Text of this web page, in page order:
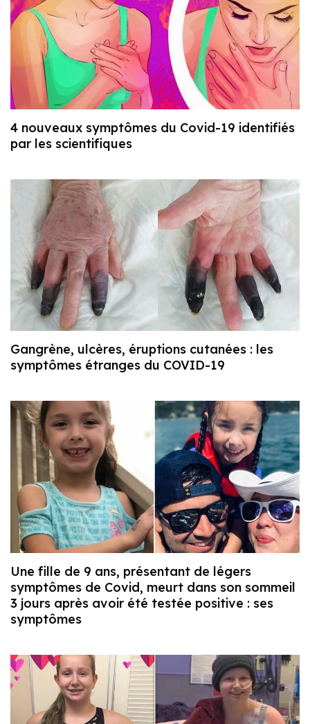
4 nouveaux symptômes du Covid-19 identifiés
par les scientifiques
Gangrène, ulcères, éruptions cutanées : les
symptômes étranges du COVID-19
Une fille de 9 ans, présentant de légers
symptômes de Covid, meurt dans son sommeil
3 jours après avoir été testée positive : ses
symptômes